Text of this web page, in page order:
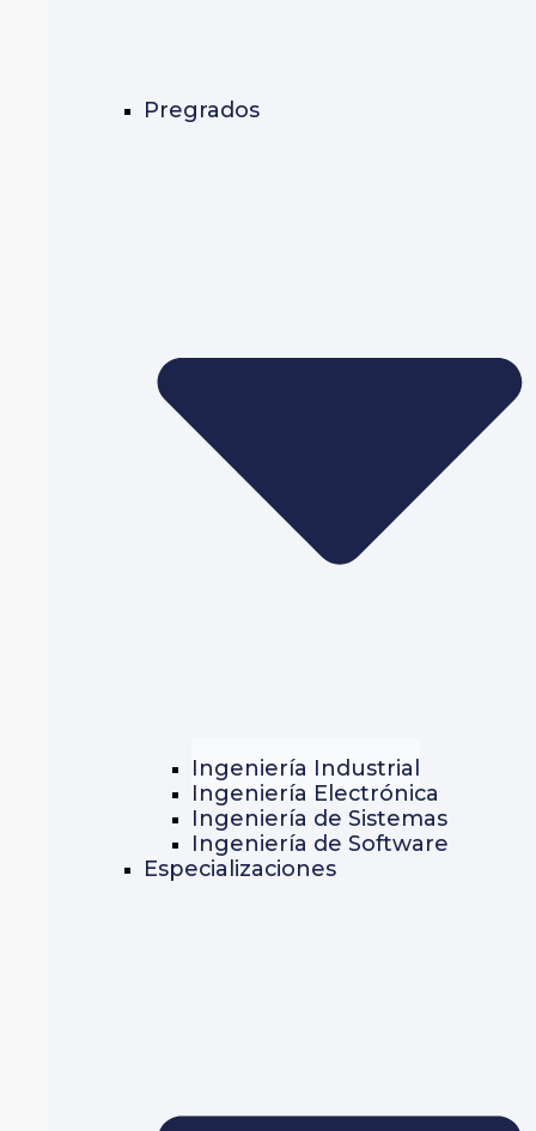
Pregrados
Ingeniería Industrial
Ingeniería Electrónica
Ingeniería de Sistemas
Ingeniería de Software
Especializaciones